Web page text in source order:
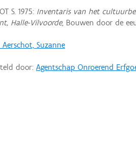
S. 1975: Inventaris van het
Halle-Vilvoorde, Bouwen door de
Aerschot, Suzanne
door:Agentschap Onroerend